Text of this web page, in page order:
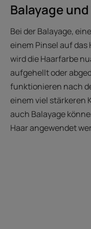
Balayage
Bei der Balayage,
einem Pinsel auf
wird die Haarfarbe
aufgehellt oder
funktionieren nach
einem viel stärkeren
auch Balayage
Haar angewendet